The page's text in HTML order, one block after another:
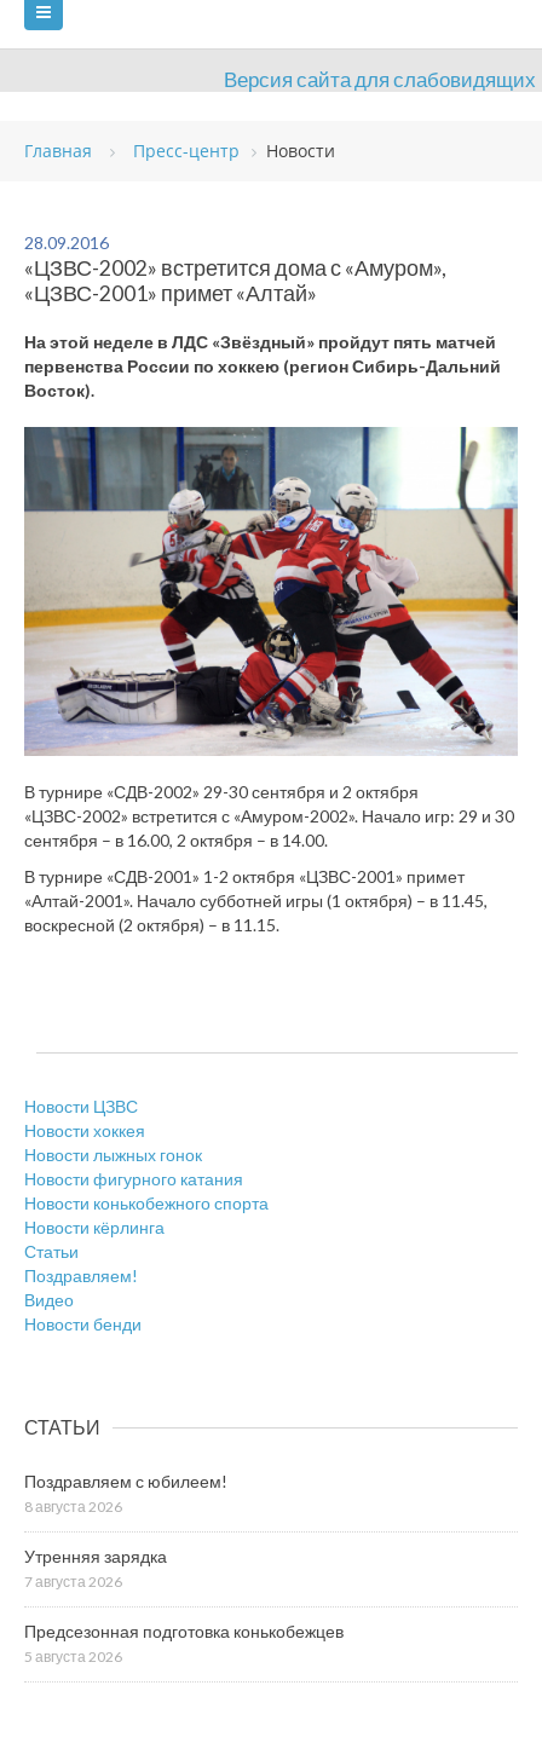
Версия сайта для слабовидящих
ГЛАВНАЯ
ВИДЫ СПОРТА
ОБЪЕКТЫ ДОКУМЕНТЫ ПРЕСС-ЦЕНТР
ОЦЕНКА КАЧЕСТВА ОБРАЗОВАНИЯ ВАКАНСИИ
ПЛАТНЫЕ УСЛУГИ
Главная Пресс-центр Новости
28.09.2016
«ЦЗВС-2002» встретится дома с «Амуром»,
«ЦЗВС-2001» примет «Алтай»
На этой неделе в ЛДС «Звёздный» пройдут пять матчей
первенства России по хоккею (регион Сибирь-Дальний
Восток).
В турнире «СДВ-2002» 29-30 сентября и 2 октября
«ЦЗВС-2002» встретится с «Амуром-2002». Начало игр: 29 и 30
сентября – в 16.00, 2 октября – в 14.00.
В турнире «СДВ-2001» 1-2 октября «ЦЗВС-2001» примет
«Алтай-2001». Начало субботней игры (1 октября) – в 11.45,
воскресной (2 октября) – в 11.15.
Новости ЦЗВС
Новости хоккея
Новости лыжных гонок
Новости фигурного катания
Новости конькобежного спорта
Новости кёрлинга
Статьи
Поздравляем!
Видео
Новости бенди
СТАТЬИ
Поздравляем с юбилеем!
8 августа 2026
Утренняя зарядка
7 августа 2026
Предсезонная подготовка конькобежцев
5 августа 2026